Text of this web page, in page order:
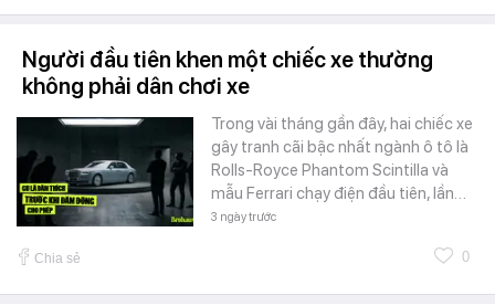
Người đầu tiên khen một chiếc xe thường
không phải dân chơi xe
Trong vài tháng gần đây, hai chiếc xe
gây tranh cãi bậc nhất ngành ô tô là
Rolls-Royce Phantom Scintilla và
mẫu Ferrari chạy điện đầu tiên, lần…
3 ngày trước
Chia sẻ 0